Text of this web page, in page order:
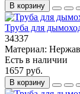
В корзину
Труба для
34337
Материал:
Есть в наличии
1657 руб.
В корзину